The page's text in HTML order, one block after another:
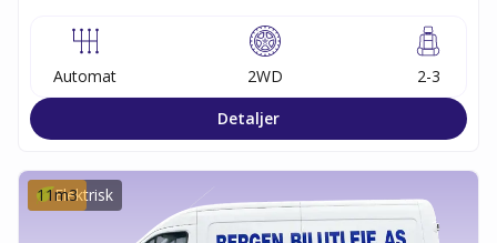
Automat 2WD
2-3
Detaljer
Elektrisk
11m3